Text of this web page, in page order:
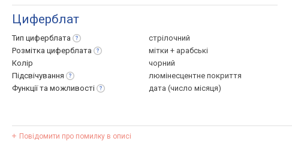
Циферблат
Тип циферблата
стрілочний
Розмітка циферблата
мітки + арабські
Колір
чорний
Підсвічування
люмінесцентне покриття
Функції та можливості дата (число місяця)
Повідомити про помилку в описі